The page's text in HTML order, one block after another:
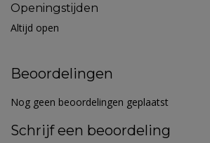
Openingstijden
Altijd open
Beoordelingen
Nog geen beoordelingen geplaatst
Schrijf een beoordeling